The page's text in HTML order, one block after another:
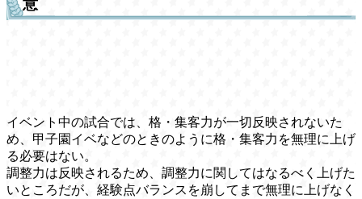
イベント中の試合では、格・集客力が一切反映されないた
め、甲子園イベなどのときのように格・集客力を無理に上げ
る必要はない。
調整力は反映されるため、調整力に関してはなるべく上げた
いところだが、経験点バランスを崩してまで無理に上げなく